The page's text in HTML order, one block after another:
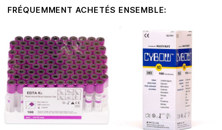
FRÉQUEMMENT ACHETÉS ENSEMBLE: